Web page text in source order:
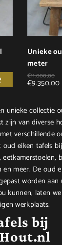
Unieke
meter
€11.000,00
€9.350,00
unieke collectie
zijn van diverse
verschillende
eiken tafels
meer. De oud
worden
kunnen, laten
werkplaats.
bij